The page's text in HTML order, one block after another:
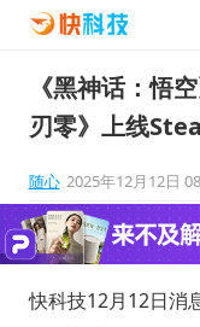
《黑神话：悟
刃零》上线
随心 2025年12月12日
快科技12月12日消